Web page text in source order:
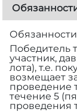
Обязанности
Победитель
участник,
лота), т.е.
возмещает
проведение
течение 5
проведения